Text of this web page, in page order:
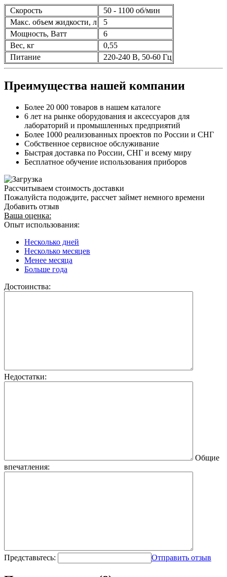
Скорость
50 - 1100 об/мин
Макс. объем жидкости, л
5
Мощность, Ватт
6
Вес, кг
0,55
Питание
220-240 В, 50-60 Гц
Преимущества нашей компании
Более 20 000 товаров в нашем каталоге
6 лет на рынке оборудования и аксессуаров для
лабораторий и промышленных предприятий
Более 1000 реализованных проектов по России и СНГ
Собственное сервисное обслуживание
Быстрая доставка по России, СНГ и всему миру
Бесплатное обучение использования приборов
Рассчитываем стоимость доставки
Пожалуйста подождите, рассчет займет немного времени
Добавить отзыв
Ваша оценка:
Опыт использования:
Несколько дней
Несколько месяцев
Менее месяца
Больше года
Достоинства:
Недостатки:
Общие
впечатления:
Представьтесь: Отправить отзыв